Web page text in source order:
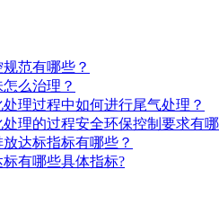
范有哪些？
么治理？
理过程中如何进行尾气处理？
理的过程安全环保控制要求有
达标指标有哪些？
有哪些具体指标?